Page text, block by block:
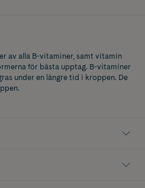
av alla B-vitaminer, samt vitamin
för bästa upptag. B-vitaminer
under en längre tid i kroppen. De